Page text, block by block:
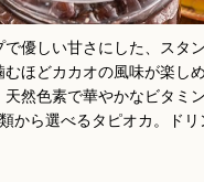
で優しい甘さにした、スタ
むほどカカオの風味が楽し
然色素で華やかなビタミ
から選べるタピオカ。ド